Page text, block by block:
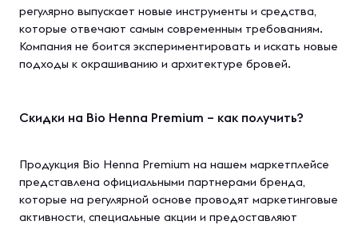
регулярно выпускает новые инструменты и средства,
которые отвечают самым современным требованиям.
Компания не боится экспериментировать и искать новые
подходы к окрашиванию и архитектуре бровей.
Скидки на Bio Henna Premium – как получить?
Продукция Bio Henna Premium на нашем маркетплейсе
представлена официальными партнерами бренда,
которые на регулярной основе проводят маркетинговые
активности, специальные акции и предоставляют